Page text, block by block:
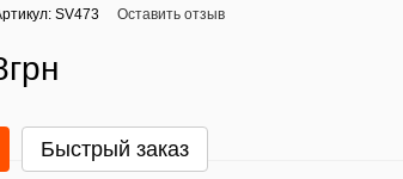
SV473 Оставить отзыв
Быстрый заказ